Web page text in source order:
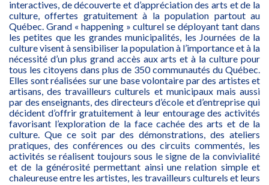
interactives, de découverte et d’appréciation des arts et de la
culture, offertes gratuitement à la population partout au
Québec. Grand « happening » culturel se déployant tant dans
les petites que les grandes municipalités, les Journées de la
culture visent à sensibiliser la population à l’importance et à la
nécessité d’un plus grand accès aux arts et à la culture pour
tous les citoyens dans plus de 350 communautés du Québec.
Elles sont réalisées sur une base volontaire par des artistes et
artisans, des travailleurs culturels et municipaux mais aussi
par des enseignants, des directeurs d’école et d’entreprise qui
décident d’offrir gratuitement à leur entourage des activités
favorisant l’exploration de la face cachée des arts et de la
culture. Que ce soit par des démonstrations, des ateliers
pratiques, des conférences ou des circuits commentés, les
activités se réalisent toujours sous le signe de la convivialité
et de la générosité permettant ainsi une relation simple et
chaleureuse entre les artistes, les travailleurs culturels et leurs